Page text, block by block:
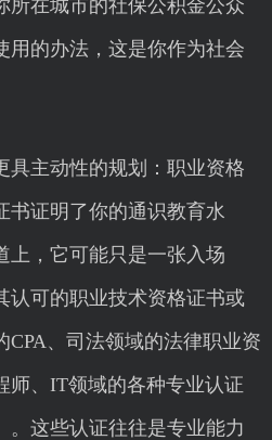
所在城市的社保公积金公众
用的办法，这是你作为社会
具主动性的规划：职业资格
书证明了你的通识教育水
上，它可能只是一张入场
认可的职业技术资格证书或
、司法领域的法律职业资
师、IT领域的各种专业认证
。这些认证往往是专业能力